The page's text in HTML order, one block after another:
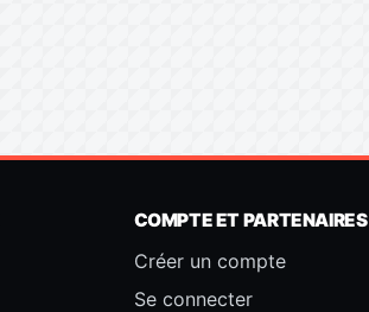
COMPTE ET PARTENAIRES
Créer un compte
Se connecter